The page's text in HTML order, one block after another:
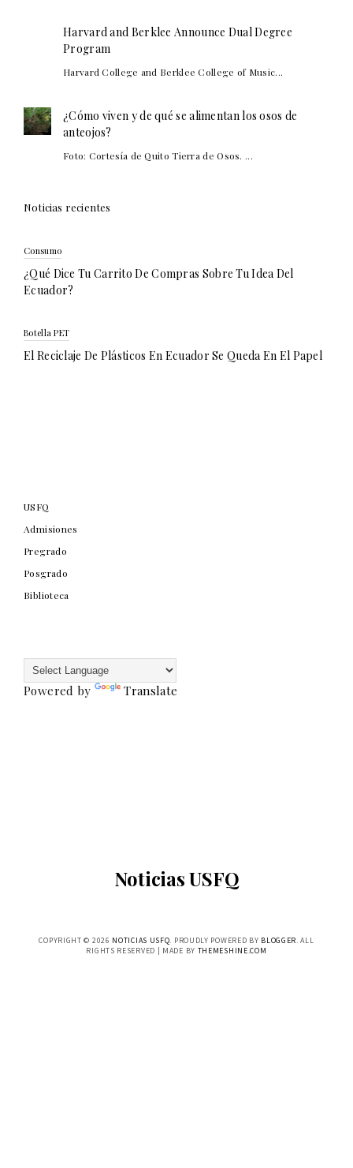
Harvard and Berklee Announce Dual Degree
Program
Harvard College and Berklee College of Music...
¿Cómo viven y de qué se alimentan los osos de
anteojos?
Foto: Cortesía de Quito Tierra de Osos. ...
Noticias recientes
Consumo
¿Qué Dice Tu Carrito De Compras Sobre Tu Idea Del
Ecuador?
Botella PET
El Reciclaje De Plásticos En Ecuador Se Queda En El Papel
USFQ
Admisiones
Pregrado
Posgrado
Biblioteca
Powered by Translate
Noticias USFQ
COPYRIGHT © 2026 NOTICIAS USFQ. PROUDLY POWERED BY BLOGGER. ALL
RIGHTS RESERVED | MADE BY THEMESHINE.COM